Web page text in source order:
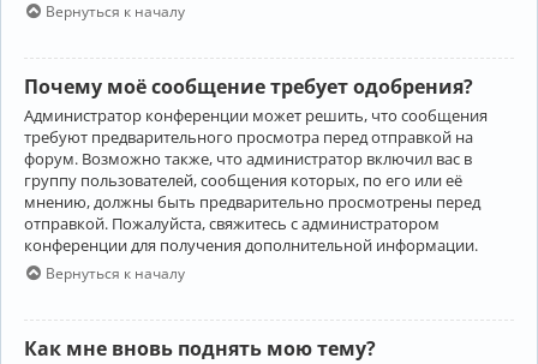
Вернуться к началу
Почему моё сообщение требует одобрения?
Администратор конференции может решить, что сообщения
требуют предварительного просмотра перед отправкой на
форум. Возможно также, что администратор включил вас в
группу пользователей, сообщения которых, по его или её
мнению, должны быть предварительно просмотрены перед
отправкой. Пожалуйста, свяжитесь с администратором
конференции для получения дополнительной информации.
Вернуться к началу
Как мне вновь поднять мою тему?